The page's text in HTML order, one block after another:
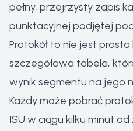
pełny, przejrzysty zapis
punktacyjnej podjętej
Protokół to nie jest
szczegółowa tabela,
wynik segmentu na jego
Każdy może pobrać
ISU w ciągu kilku minut